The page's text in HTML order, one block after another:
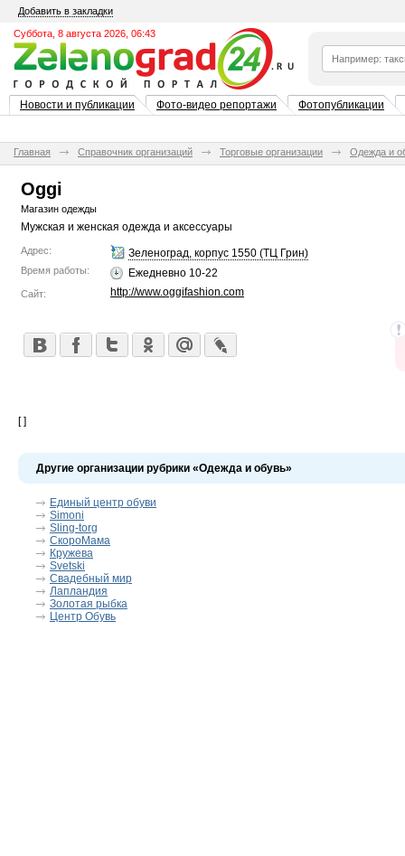
Добавить в закладки
Суббота, 8 августа 2026, 06:43
Новости и публикации Фото-видео репортажи Фотопубликации
Главная Справочник организаций Торговые организации Одежда и
Oggi
Магазин одежды
Мужская и женская одежда и аксессуары
Адрес: Зеленоград, корпус 1550 (ТЦ Грин)
Время работы: Ежедневно 10-22
Сайт: http://www.oggifashion.com
[ ]
Другие организации рубрики «Одежда и обувь»
Единый центр обуви
Simoni
Sling-torg
СкороМама
Кружева
Svetski
Свадебный мир
Лапландия
Золотая рыбка
Центр Обувь